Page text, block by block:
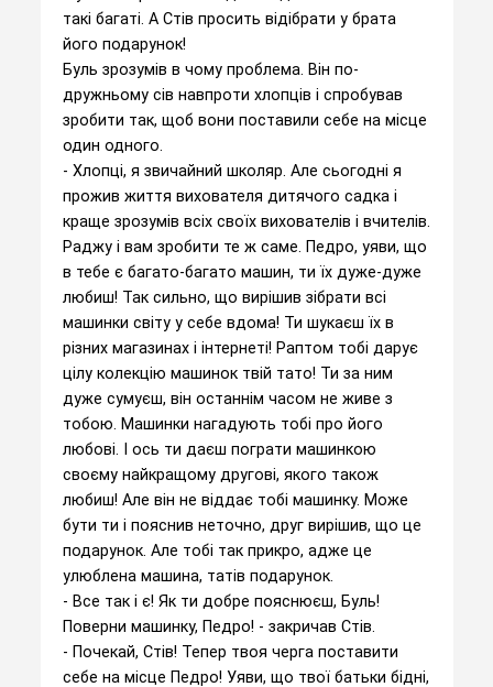
такі багаті. А Стів просить відібрати у брата
його подарунок!
Буль зрозумів в чому проблема. Він по-
дружньому сів навпроти хлопців і спробував
зробити так, щоб вони поставили себе на місце
один одного.
- Хлопці, я звичайний школяр. Але сьогодні я
прожив життя вихователя дитячого садка і
краще зрозумів всіх своїх вихователів і вчителів.
Раджу і вам зробити те ж саме. Педро, уяви, що
в тебе є багато-багато машин, ти їх дуже-дуже
любиш! Так сильно, що вирішив зібрати всі
машинки світу у себе вдома! Ти шукаєш їх в
різних магазинах і інтернеті! Раптом тобі дарує
цілу колекцію машинок твій тато! Ти за ним
дуже сумуєш, він останнім часом не живе з
тобою. Машинки нагадують тобі про його
любові. І ось ти даєш пограти машинкою
своєму найкращому другові, якого також
любиш! Але він не віддає тобі машинку. Може
бути ти і пояснив неточно, друг вирішив, що це
подарунок. Але тобі так прикро, адже це
улюблена машина, татів подарунок.
- Все так і є! Як ти добре пояснюєш, Буль!
Поверни машинку, Педро! - закричав Стів.
- Почекай, Стів! Тепер твоя черга поставити
себе на місце Педро! Уяви, що твої батьки бідні,